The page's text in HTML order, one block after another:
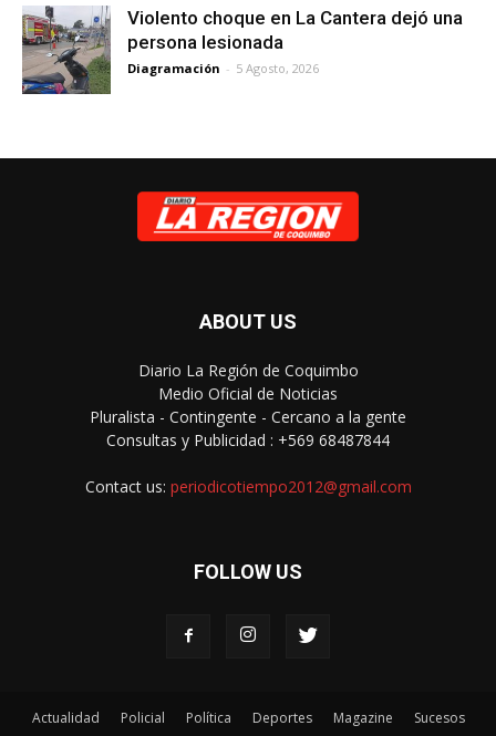
Violento choque en La Cantera dejó una
persona lesionada
Diagramación - 5 Agosto, 2026
ABOUT US
Diario La Región de Coquimbo
Medio Oficial de Noticias
Pluralista - Contingente - Cercano a la gente
Consultas y Publicidad : +569 68487844
Contact us: periodicotiempo2012@gmail.com
FOLLOW US
Actualidad Policial Política Deportes Magazine Sucesos